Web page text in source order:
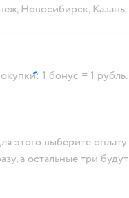
Новосибирск, Казань.
1 бонус = 1 рубль.
этого выберите оплату
а остальные три будут